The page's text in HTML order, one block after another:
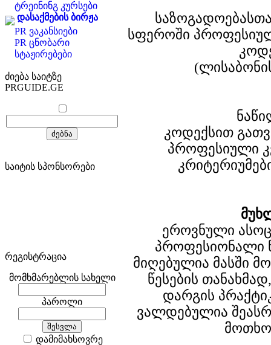
ტრეინინგ კურსები
დასაქმების ბირჟა
PR ვაკანსიები
PR ცნობარი
სტაჟირებები
ძიება საიტზე
PRGUIDE.GE
საიტის სპონსორები
რეგისტრაცია
მომხმარებლის სახელი
პაროლი
დამიმახსოვრე
სფეროში
კოდექსით
პროფესიული
ეროვნული
პროფესიონალი
მიღებულია მასში
წესების
დარგის
ვალდებულია